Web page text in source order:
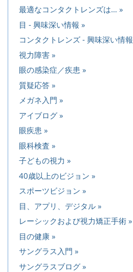
最適なコンタクトレンズは…
目 - 興味深い情報
コンタクトレンズ - 興味深い情報
視力障害
眼の感染症／疾患
質疑応答
メガネ入門
アイブログ
眼疾患
眼科検査
子どもの視力
40歳以上のビジョン
スポーツビジョン
目、アプリ、デジタル
レーシックおよび視力矯正手術
目の健康
サングラス入門
サングラスブログ